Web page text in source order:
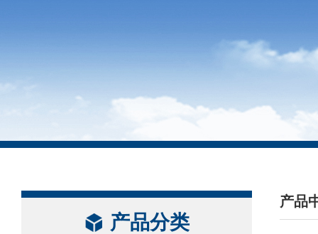
产品分类
产品
/